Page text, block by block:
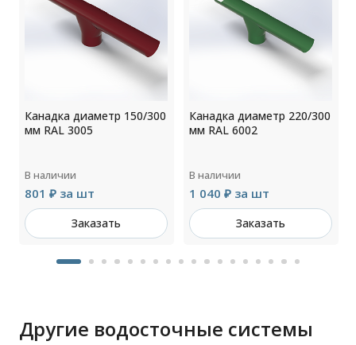
Канадка диаметр 150/300
мм RAL 3005
В наличии
801 ₽ за шт
Заказать
Канадка диаметр 220/300
мм RAL 6002
В наличии
1 040 ₽ за шт
Заказать
Другие водосточные системы